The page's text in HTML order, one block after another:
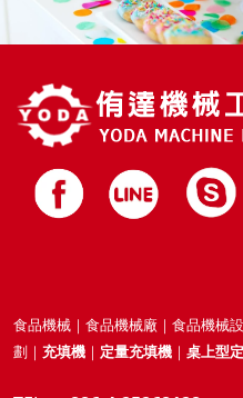
食品機械｜食品機械廠｜食品機械
劃｜ 充填機 ｜ 定量充填機 ｜ 桌上型